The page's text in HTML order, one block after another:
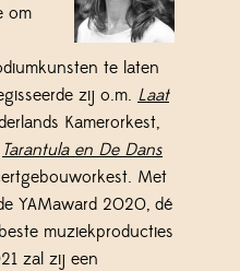
om
te laten
zij o.m. Laat
Kamerorkest,
Tarantula en De Dans
Met
YAMaward 2020, dé
muziekproducties
zal zij een